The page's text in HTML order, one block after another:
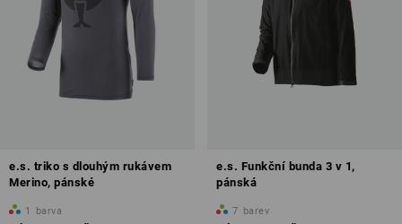
e.s. triko s dlouhým rukávem
Merino, pánské
1 barva
e.s. Funkční bunda 3 v 1,
pánská
7 barev